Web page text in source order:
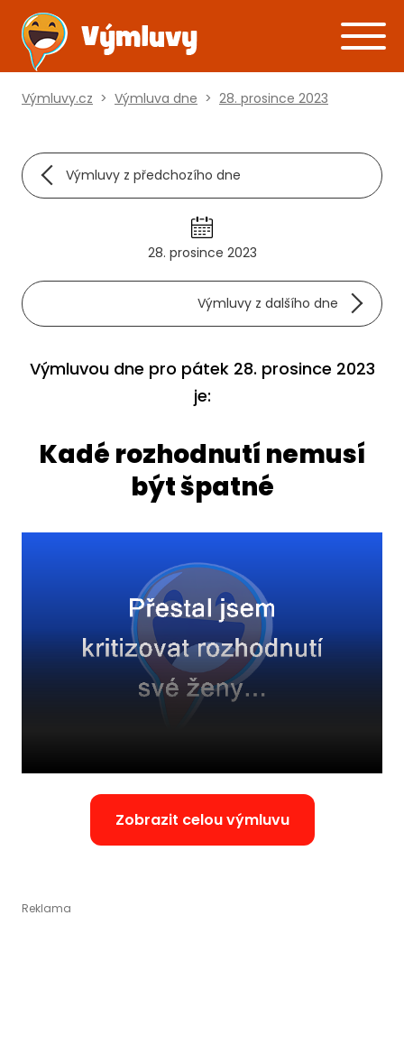
Výmluvy.cz > Výmluva dne > 28. prosince 2023
Výmluvy z předchozího dne
28. prosince 2023
Výmluvy z dalšího dne
Výmluvou dne pro pátek 28. prosince 2023
je:
Kadé rozhodnutí nemusí
být špatné
Zobrazit celou výmluvu